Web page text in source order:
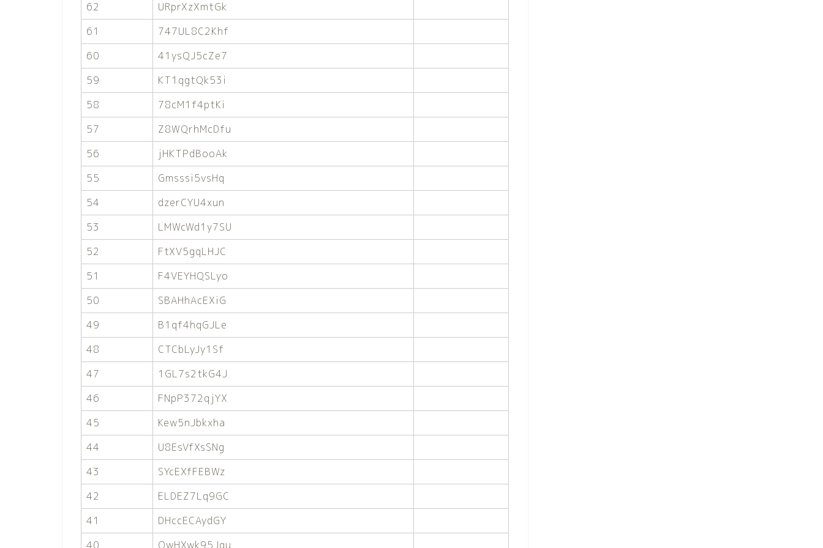
62
URprXzXmtGk
61
747UL8C2Khf
60
41ysQJ5cZe7
59
KT1qgtQk53i
58
78cM1f4ptKi
57
Z8WQrhMcDfu
56
jHKTPdBooAk
55
Gmsssi5vsHq
54
dzerCYU4xun
53
LMWcWd1y7SU
52
FtXV5gqLHJC
51
F4VEYHQSLyo
50
SBAHhAcEXiG
49
B1qf4hqGJLe
48
CTCbLyJy1Sf
47
1GL7s2tkG4J
46
FNpP372qjYX
45
Kew5nJbkxha
44
U8EsVfXsSNg
43
SYcEXfFEBWz
42
ELDEZ7Lq9GC
41
DHccECAydGY
40
QwHXwk95Jqu